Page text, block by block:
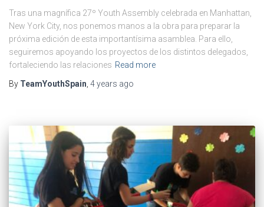
Tras una magnífica 27º Youth Assembly celebrada en Manhattan,
New York City, nos ponemos manos a la obra para preparar la
próxima edición de esta importantísima asamblea. Para ello,
seguiremos apoyando los proyectos de los distintos delegados,
fortaleciendo las relaciones Read more
By TeamYouthSpain 4 years ago